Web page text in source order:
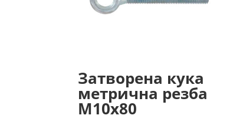
Затворена кука
метрична резба
М10х80